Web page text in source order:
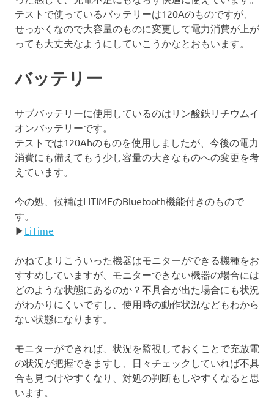
テストで使っているバッテリーは120Aのものですが、
せっかくなので大容量のものに変更して電力消費が上が
っても大丈夫なようにしていこうかなとおもいます。
バッテリー
サブバッテリーに使用しているのはリン酸鉄リチウムイ
オンバッテリーです。
テストでは120Ahのものを使用しましたが、今後の電力
消費にも備えてもう少し容量の大きなものへの変更を考
えています。
今の処、候補はLITIMEのBluetooth機能付きのもので
す。
▶ LiTime
かねてよりこういった機器はモニターができる機種をお
すすめしていますが、モニターできない機器の場合には
どのような状態にあるのか？不具合が出た場合にも状況
がわかりにくいですし、使用時の動作状況などもわから
ない状態になります。
モニターができれば、状況を監視しておくことで充放電
の状況が把握できますし、日々チェックしていれば不具
合も見つけやすくなり、対処の判断もしやすくなると思
います。